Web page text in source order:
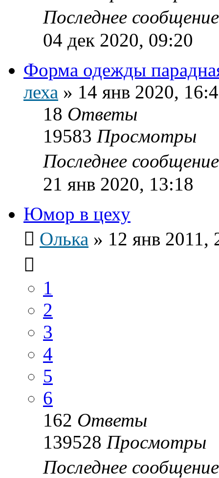
Последнее
04 дек 2020, 09:20
Форма одежды
леха » 14 янв 2020,
18 Ответы
19583 Просмотры
Последнее
21 янв 2020, 13:18
Юмор в цеху
Олька » 12 янв 2011,
1
2
3
4
5
6
162 Ответы
139528 Просмотры
Последнее